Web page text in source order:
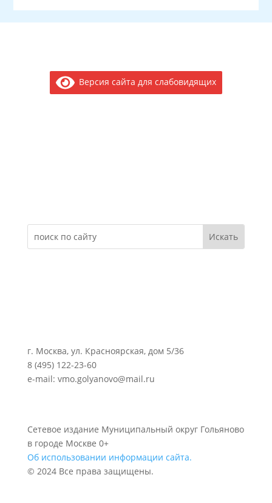
Версия сайта для слабовидящих
г. Москва, ул. Красноярская, дом 5/36
8 (495) 122-23-60
e-mail: vmo.golyanovo@mail.ru
Сетевое издание Муниципальный округ Гольяново
в городе Москве 0+
Об использовании информации сайта.
© 2024 Все права защищены.